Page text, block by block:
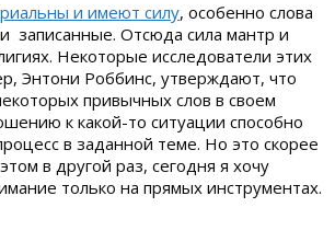
и имеют силу, особенно слова
записанные. Отсюда сила мантр и
Некоторые исследователи этих
Энтони Роббинс, утверждают, что
привычных слов в своем
к какой-то ситуации способно
в заданной теме. Но это скорее
в другой раз, сегодня я хочу
только на прямых инструментах.